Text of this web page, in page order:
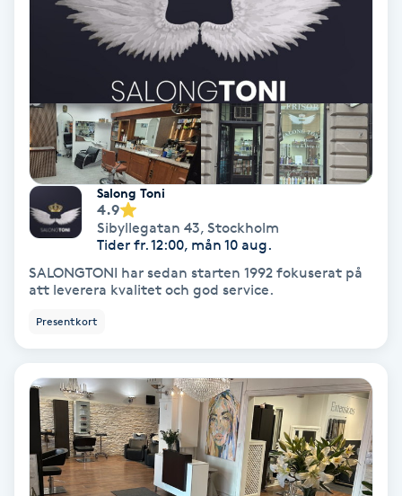
Fransförlängning
Fransförlängning Megavolym
Fransförlängning Volym
Fransk manikyr
Fransrengöring
Frekvensterapi
Friskvård
Frisör
Funktionsanalys
Salong Toni
4.9
Sibyllegatan 43, Stockholm
Tider fr. 12:00, mån 10 aug.
SALONGTONI har sedan starten 1992 fokuserat på
att leverera kvalitet och god service.
Presentkort